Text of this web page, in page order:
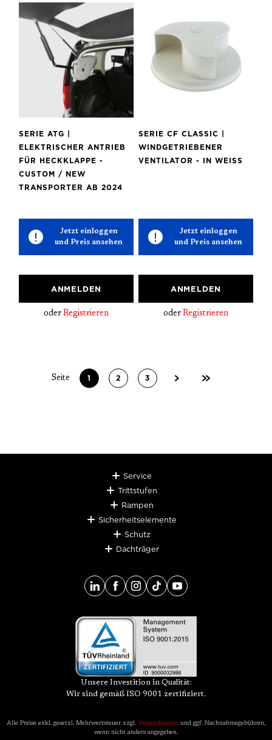
SERIE ATG |
ELEKTRISCHER ANTRIEB
FÜR HECKKLAPPE -
CUSTOM / NEW
TRANSPORTER AB 2024
Jetzt einloggen
und Preis ansehen
ANMELDEN
oder Registrieren
SERIE CF CLASSIC |
WINDGETRIEBENER
VENTILATOR - IN WEISS
Jetzt einloggen
und Preis ansehen
ANMELDEN
oder Registrieren
Seite Seite
1 Seite
2 Seite
3
Service
Trittstufen
Rampen
Sicherheitselemente
Schutz
Dachträger
Unsere Investition in Qualität:
Wir sind gemäß ISO 9001 zertifiziert.
Alle Preise exkl. gesetzl. Mehrwertsteuer zzgl. Versandkosten und ggf. Nachnahmegebühren,
wenn nicht anders angegeben.